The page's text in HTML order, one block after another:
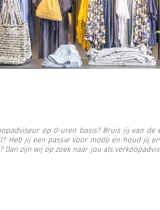
op 0-uren basis? Bruis jij van de
Heb jij een passie voor mode en houd jij
Dan zijn wij op zoek naar jou als